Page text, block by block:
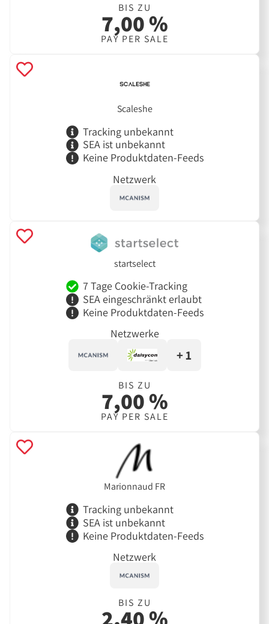
BIS ZU
7,00 %
PAY PER SALE
Scaleshe
Tracking unbekannt
SEA ist unbekannt
Keine Produktdaten-Feeds
Netzwerk
startselect
7 Tage Cookie-Tracking
SEA eingeschränkt erlaubt
Keine Produktdaten-Feeds
Netzwerke
+ 1
BIS ZU
7,00 %
PAY PER SALE
Marionnaud FR
Tracking unbekannt
SEA ist unbekannt
Keine Produktdaten-Feeds
Netzwerk
BIS ZU